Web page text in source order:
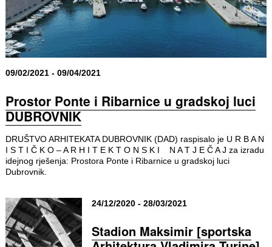
09/02/2021 - 09/04/2021
Prostor Ponte i Ribarnice u gradskoj luci
DUBROVNIK
DRUŠTVO ARHITEKATA DUBROVNIK (DAD) raspisalo je U R B A N
I S T I Č K O – A R H I T E K T O N S K I N A T J E Č A J za izradu
idejnog rješenja: Prostora Ponte i Ribarnice u gradskoj luci
Dubrovnik.
24/12/2020 - 28/03/2021
Stadion Maksimir [sportska